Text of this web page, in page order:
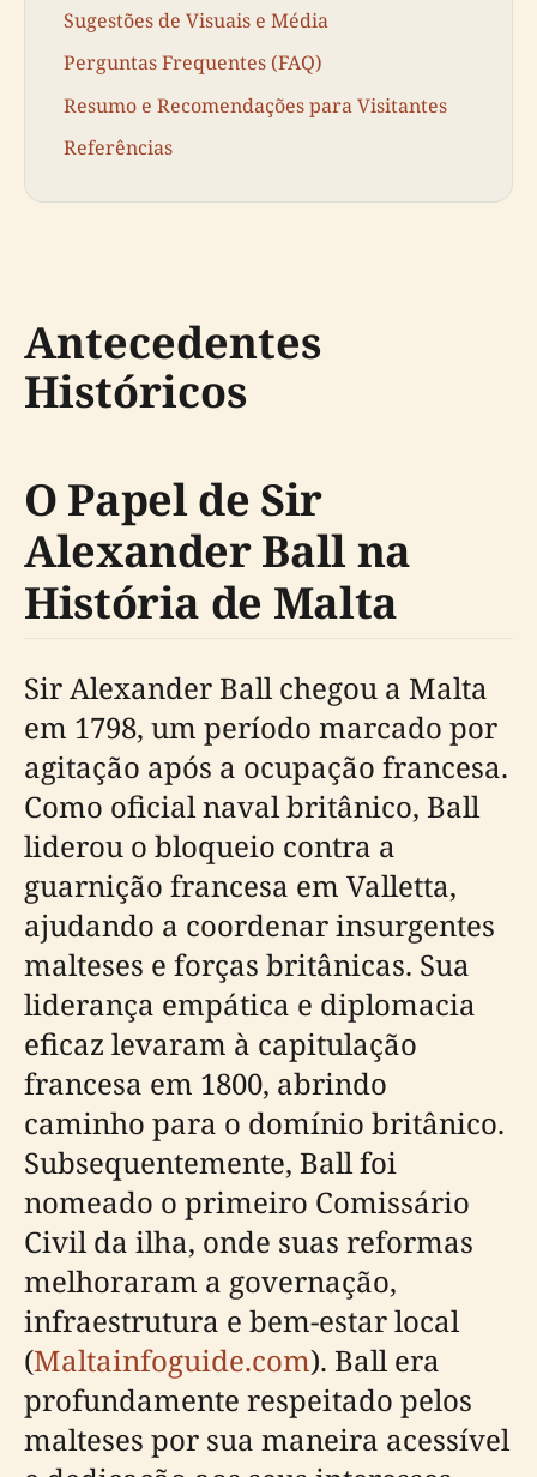
Sugestões de Visuais e Média
Perguntas Frequentes (FAQ)
Resumo e Recomendações para Visitantes
Referências
Antecedentes
Históricos
O Papel de Sir
Alexander Ball na
História de Malta
Sir Alexander Ball chegou a Malta
em 1798, um período marcado por
agitação após a ocupação francesa.
Como oficial naval britânico, Ball
liderou o bloqueio contra a
guarnição francesa em Valletta,
ajudando a coordenar insurgentes
malteses e forças britânicas. Sua
liderança empática e diplomacia
eficaz levaram à capitulação
francesa em 1800, abrindo
caminho para o domínio britânico.
Subsequentemente, Ball foi
nomeado o primeiro Comissário
Civil da ilha, onde suas reformas
melhoraram a governação,
infraestrutura e bem-estar local
(Maltainfoguide.com). Ball era
profundamente respeitado pelos
malteses por sua maneira acessível